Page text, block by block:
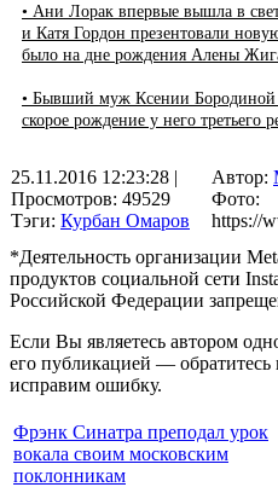
• Ани Лорак впервые вышла в
и Катя Гордон презентовали
было на дне рождения Алены
• Бывший муж Ксении Бородиной
скорое рождение у него третьего
25.11.2016 12:23:28 |
Просмотров: 49529
Тэги: Курбан Омаров
Автор:
Фото:
https://
*Деятельность организации
продуктов социальной сети
Российской Федерации
Если Вы являетесь автором
его публикацией —
исправим ошибку.
Фрэнк Синатра преподал урок
вокала своим московским
поклонникам